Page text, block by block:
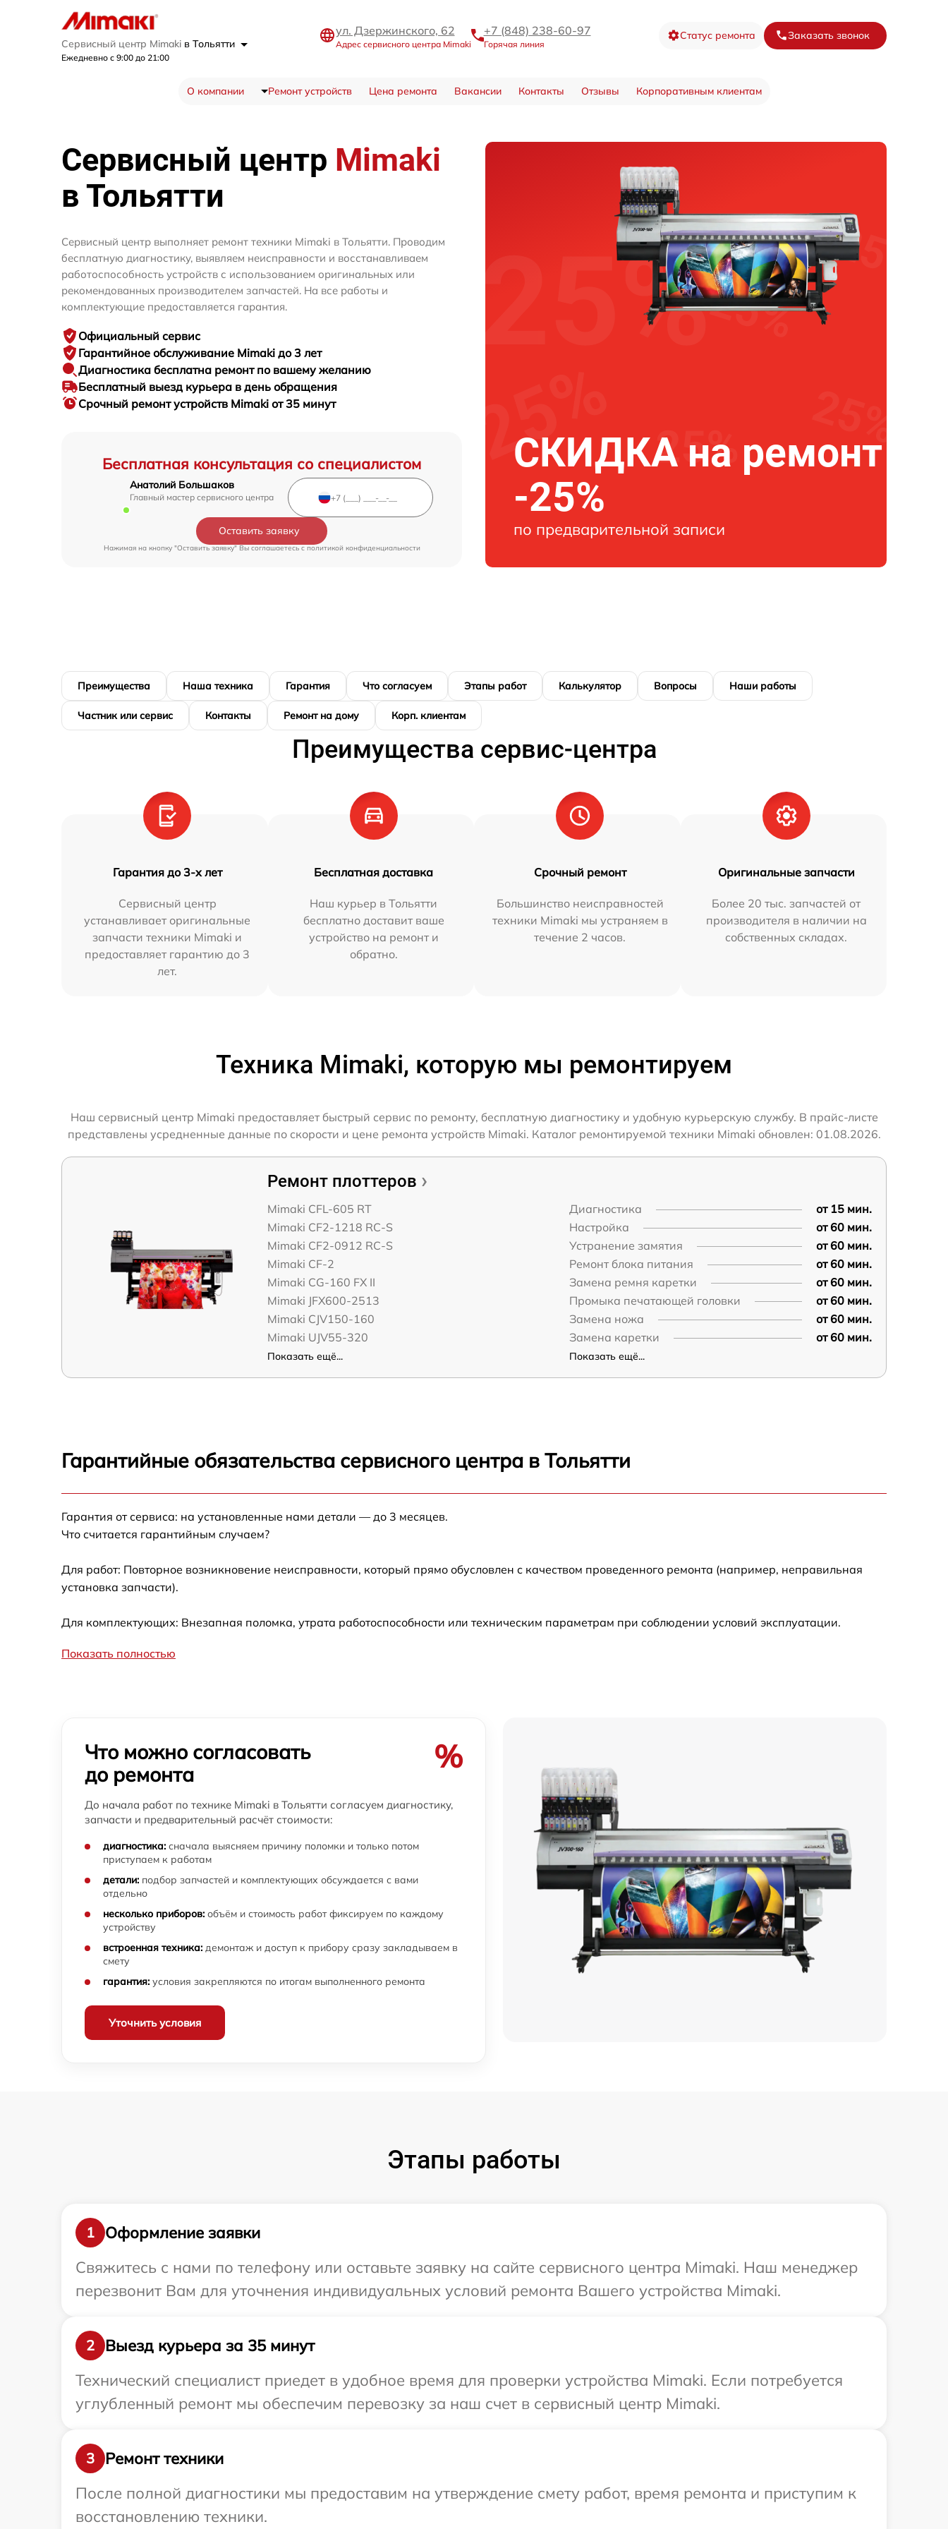
Сервисный центр Mimaki в Тольятти
Ежедневно с 9:00 до 21:00
ул. Дзержинского, 62
Адрес сервисного центра Mimaki
+7 (848) 238-60-97
Горячая линия
Статус ремонта Заказать звонок
О компании Ремонт устройств Цена ремонта Вакансии Контакты Отзывы Корпоративным клиентам
Сервисный центр Mimaki
в Тольятти
Бесплатная консультация со специалистом
Анатолий Большаков
Главный мастер сервисного центра
Оставить заявку
Нажимая на кнопку "Оставить заявку" Вы соглашаетесь c политикой конфиденциальности
Сервисный центр выполняет ремонт техники Mimaki в Тольятти. Проводим
бесплатную диагностику, выявляем неисправности и восстанавливаем
работоспособность устройств с использованием оригинальных или
рекомендованных производителем запчастей. На все работы и
комплектующие предоставляется гарантия.
Официальный сервис
Гарантийное обслуживание Mimaki до 3 лет
Диагностика бесплатна ремонт по вашему желанию
Бесплатный выезд курьера в день обращения
Срочный ремонтустройств Mimaki от 35 минут
СКИДКА на ремонт
-25%
по предварительной записи
Преимущества Наша техника Гарантия Что согласуем Этапы работ Калькулятор Вопросы Наши работы
Частник или сервис Контакты Ремонт на дому Корп. клиентам
Преимущества сервис-центра
Гарантия до 3-х лет
Сервисный центр
устанавливает оригинальные
запчасти техники Mimaki и
предоставляет гарантию до 3
лет.
Бесплатная доставка
Наш курьер в Тольятти
бесплатно доставит ваше
устройство на ремонт и
обратно.
Срочный ремонт
Большинство неисправностей
техники Mimaki мы устраняем в
течение 2 часов.
Оригинальные запчасти
Более 20 тыс. запчастей от
производителя в наличии на
собственных складах.
Техника Mimaki, которую мы ремонтируем
Наш сервисный центр Mimaki предоставляет быстрый сервис по ремонту, бесплатную диагностику и удобную курьерскую службу. В прайс-листе
представлены усредненные данные по скорости и цене ремонта устройств Mimaki. Каталог ремонтируемой техники Mimaki обновлен: 01.08.2026.
Ремонт плоттеров
Mimaki CFL-605 RT
Mimaki CF2-1218 RC-S
Mimaki CF2-0912 RC-S
Mimaki CF-2
Mimaki CG-160 FX II
Mimaki JFX600-2513
Mimaki СJV150-160
Mimaki UJV55-320
Показать ещё...
Диагностика
от 15 мин.
Настройка
от 60 мин.
Устранение замятия
от 60 мин.
Ремонт блока питания
от 60 мин.
Замена ремня каретки
от 60 мин.
Промыка печатающей головки
от 60 мин.
Замена ножа
от 60 мин.
Замена каретки
от 60 мин.
Показать ещё...
Гарантийные обязательства сервисного центра в Тольятти
Гарантия от сервиса: на установленные нами детали — до 3 месяцев.
Что считается гарантийным случаем?
Для работ: Повторное возникновение неисправности, который прямо обусловлен с качеством проведенного ремонта (например, неправильная
установка запчасти).
Для комплектующих: Внезапная поломка, утрата работоспособности или техническим параметрам при соблюдении условий эксплуатации.
Показать полностью
Что можно согласовать
до ремонта
%
До начала работ по технике Mimaki в Тольятти согласуем диагностику,
запчасти и предварительный расчёт стоимости:
диагностика: сначала выясняем причину поломки и только потом
приступаем к работам
детали: подбор запчастей и комплектующих обсуждается с вами
отдельно
несколько приборов: объём и стоимость работ фиксируем по каждому
устройству
встроенная техника: демонтаж и доступ к прибору сразу закладываем в
смету
гарантия: условия закрепляются по итогам выполненного ремонта
Уточнить условия
Этапы работы
1
Оформление заявки
Свяжитесь с нами по телефону или оставьте заявку на сайте сервисного центра Mimaki. Наш менеджер
перезвонит Вам для уточнения индивидуальных условий ремонта Вашего устройства Mimaki.
2
Выезд курьера за 35 минут
Технический специалист приедет в удобное время для проверки устройства Mimaki. Если потребуется
углубленный ремонт мы обеспечим перевозку за наш счет в сервисный центр Mimaki.
3
Ремонт техники
После полной диагностики мы предоставим на утверждение смету работ, время ремонта и приступим к
восстановлению техники.